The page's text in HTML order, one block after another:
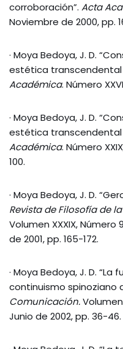
corroboración”. Acta
Noviembre de 2000, pp.
· Moya Bedoya, J. D.
estética transcendental
Académica. Número
· Moya Bedoya, J. D.
estética transcendental
Académica. Número
100.
· Moya Bedoya, J. D.
Revista de Filosofía de
Volumen XXXIX,
de 2001, pp. 165-172.
· Moya Bedoya, J. D.
continuismo spinoziano
Comunicación.Volumen
Junio de 2002, pp. 36-46.